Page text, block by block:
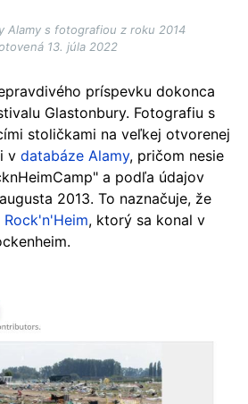
Alamy s fotografiou z roku 2014
13. júla 2022
príspevku dokonca
Glastonbury. Fotografiu s
stoličkami na veľkej otvorenej
v databáze Alamy, pričom nesie
a podľa údajov
2013. To naznačuje, že
Rock'n'Heim, ktorý sa konal v